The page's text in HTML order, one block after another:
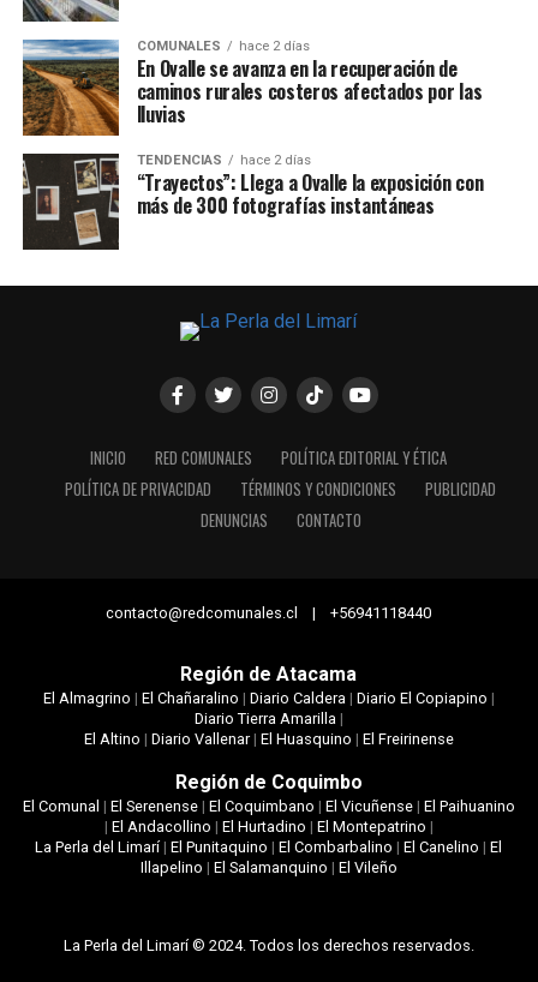
COMUNALES hace 2 días
En Ovalle se avanza en la recuperación de
caminos rurales costeros afectados por las
lluvias
TENDENCIAS hace 2 días
“Trayectos”: Llega a Ovalle la exposición con
más de 300 fotografías instantáneas
INICIO RED COMUNALES
POLÍTICA EDITORIAL Y ÉTICA
POLÍTICA DE PRIVACIDAD
TÉRMINOS Y CONDICIONES
PUBLICIDAD
DENUNCIAS
CONTACTO
contacto@redcomunales.cl | +56941118440
Región de Atacama
El Almagrino | El Chañaralino | Diario Caldera| Diario El Copiapino |
Diario Tierra Amarilla|
El Altino | Diario Vallenar| El Huasquino | El Freirinense
Región de Coquimbo
El Comunal | El Serenense| El Coquimbano | El Vicuñense| El Paihuanino
| El Andacollino | El Hurtadino | El Montepatrino |
La Perla del Limarí|El Punitaquino |El Combarbalino |El Canelino |El
Illapelino | El Salamanquino | El Vileño
La Perla del Limarí © 2024. Todos los derechos reservados.